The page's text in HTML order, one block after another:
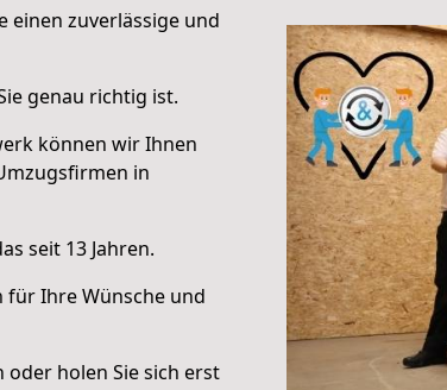
einen zuverlässige und
genau richtig ist.
können wir Ihnen
in
seit 13 Jahren.
für Ihre Wünsche und
oder holen Sie sich erst